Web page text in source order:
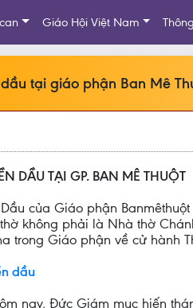
Giáo Hội Việt Nam
tại giáo phận Ban Mê
DẦU TẠI GP. BAN MÊ THUỘT
Dầu của Giáo phận
không phải là Nhà thờ
trong Giáo phận về cử hành
dầu
nay, Đức Giám mục hiến